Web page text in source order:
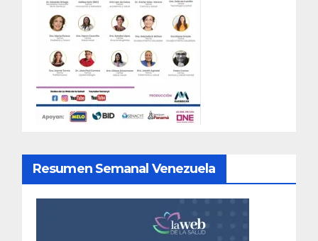
Resumen Semanal Venezuela